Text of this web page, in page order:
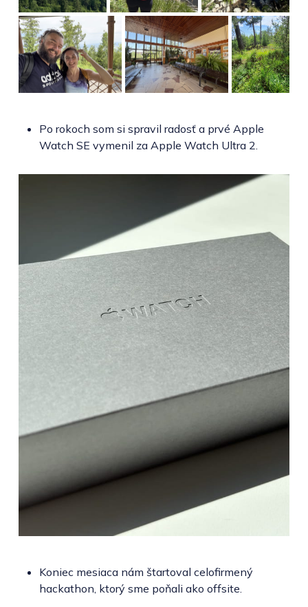
Po rokoch som si spravil radosť a prvé Apple
Watch SE vymenil za Apple Watch Ultra 2.
Koniec mesiaca nám štartoval celofirmený
hackathon, ktorý sme poňali ako offsite.